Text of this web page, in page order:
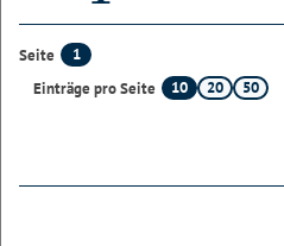
Seite
1
Einträge pro Seite
10 20 50